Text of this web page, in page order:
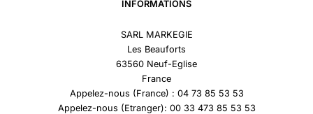
INFORMATIONS
SARL MARKEGIE
Les Beauforts
63560 Neuf-Eglise
France
Appelez-nous (France) : 04 73 85 53 53
Appelez-nous (Etranger): 00 33 473 85 53 53